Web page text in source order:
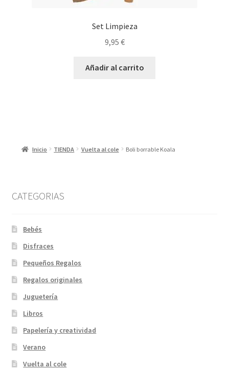
Set Limpieza
9,95 €
Añadir al carrito
Inicio TIENDA Vuelta al cole Boli borrable Koala
CATEGORIAS
Bebés
Disfraces
Pequeños Regalos
Regalos originales
Juguetería
Libros
Papelería y creatividad
Verano
Vuelta al cole